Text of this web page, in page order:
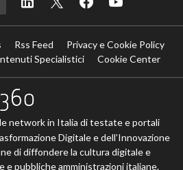
Rss Feed
Privacy e Cookie Policy
Specialistici
Cookie Center
network in Italia di testate e portali
Digitale e dell’Innovazione
di diffondere la cultura digitale e
e pubbliche amministrazioni italiane.